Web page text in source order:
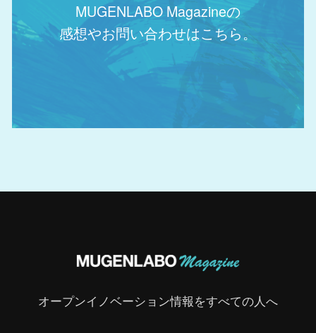
MUGENLABO Magazineの
感想やお問い合わせはこちら。
オープンイノベーション情報をすべての人へ